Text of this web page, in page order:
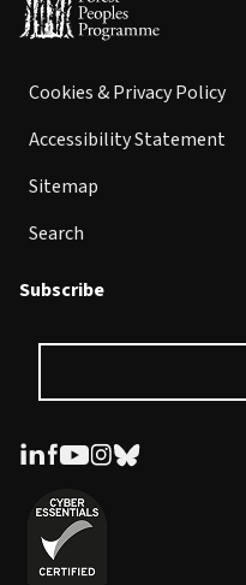
Cookies & Privacy Policy
Accessibility Statement
Sitemap
Search
Subscribe